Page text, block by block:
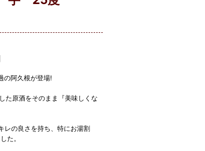
阿久根が登場!
た原酒をそのまま『美味しくな
レの良さを持ち、特にお湯割
た。